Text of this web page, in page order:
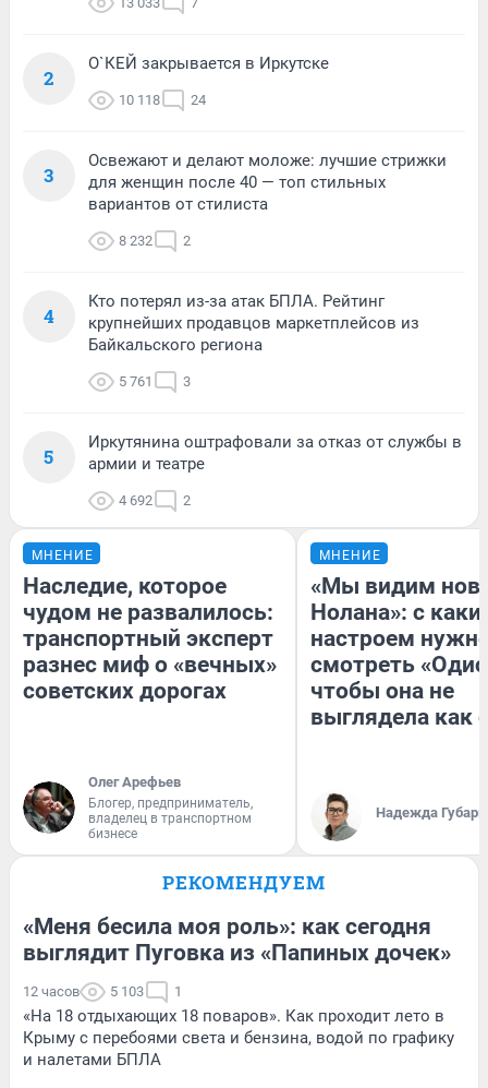
2
О`КЕЙ закрывается в Иркутске
10 118 24
3
Освежают и делают моложе: лучшие стрижки
для женщин после 40 — топ стильных
вариантов от стилиста
8 232 2
4
Кто потерял из-за атак БПЛА. Рейтинг
крупнейших продавцов маркетплейсов из
Байкальского региона
5 761 3
5
Иркутянина оштрафовали за отказ от службы в
армии и театре
4 692 2
МНЕНИЕ
Наследие, которое
чудом не развалилось:
транспортный эксперт
разнес миф о «вечных»
советских дорогах
Олег Арефьев
Блогер, предприниматель,
владелец в транспортном
бизнесе
МНЕНИЕ
«Мы видим
Нолана»: с
настроем
смотреть
чтобы она не
выглядела как
Надежда Губарь
РЕКОМЕНДУЕМ
«Меня бесила моя роль»: как сегодня
выглядит Пуговка из «Папиных дочек»
12 часов 5 103 1
«На 18 отдыхающих 18 поваров». Как проходит лето в
Крыму с перебоями света и бензина, водой по графику
и налетами БПЛА